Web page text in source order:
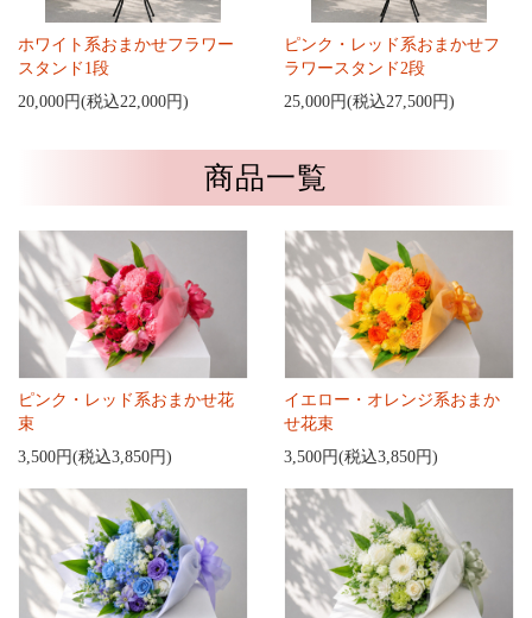
ホワイト系おまかせフラワー
スタンド1段
20,000円(税込22,000円)
ピンク・レッド系おまかせフ
ラワースタンド2段
25,000円(税込27,500円)
商品一覧
ピンク・レッド系おまかせ花
束
3,500円(税込3,850円)
イエロー・オレンジ系おまか
せ花束
3,500円(税込3,850円)